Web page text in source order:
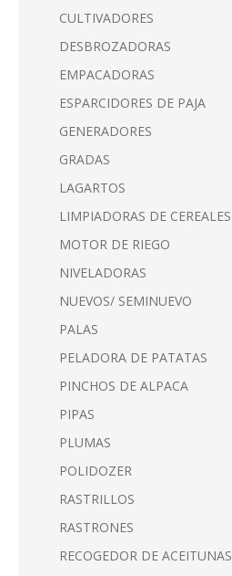
CULTIVADORES
DESBROZADORAS
EMPACADORAS
ESPARCIDORES DE PAJA
GENERADORES
GRADAS
LAGARTOS
LIMPIADORAS DE CEREALES
MOTOR DE RIEGO
NIVELADORAS
NUEVOS/ SEMINUEVO
PALAS
PELADORA DE PATATAS
PINCHOS DE ALPACA
PIPAS
PLUMAS
POLIDOZER
RASTRILLOS
RASTRONES
RECOGEDOR DE ACEITUNAS